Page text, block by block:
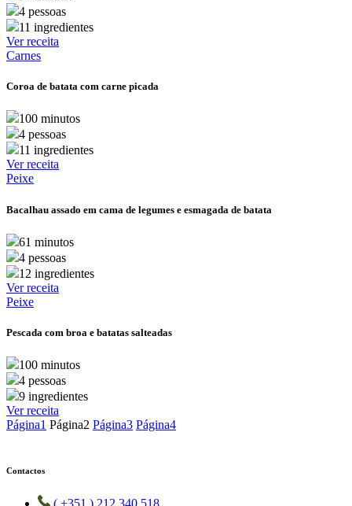
4 pessoas
11 ingredientes
Ver receita
Carnes
Coroa de batata com carne picada
100 minutos
4 pessoas
11 ingredientes
Ver receita
Peixe
Bacalhau assado em cama de legumes e esmagada de batata
61 minutos
4 pessoas
12 ingredientes
Ver receita
Peixe
Pescada com broa e batatas salteadas
100 minutos
4 pessoas
9 ingredientes
Ver receita
Página1 Página2 Página3 Página4
Contactos
( +351 ) 212 340 518